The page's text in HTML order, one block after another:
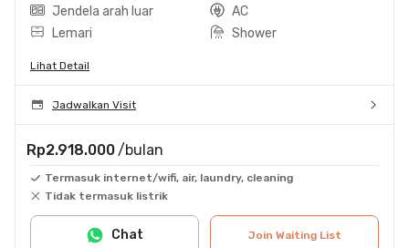
Jendela arah luar
AC
Lemari
Shower
Lihat Detail
Jadwalkan Visit
Rp2.918.000 /bulan
Termasuk internet/wifi, air, laundry, cleaning
Tidak termasuk listrik
Join Waiting List
Chat